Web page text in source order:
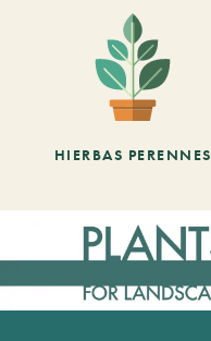
HIERBAS PERENNES